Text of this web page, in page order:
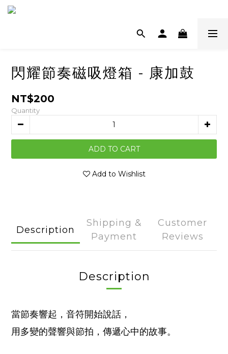
閃耀節奏磁吸燈箱 - 康加鼓
NT$200
Quantity
ADD TO CART
Add to Wishlist
Description
Shipping &
Payment
Customer
Reviews
Description
當節奏響起，音符開始說話，
用多變的聲響與節拍，傳遞心中的故事。